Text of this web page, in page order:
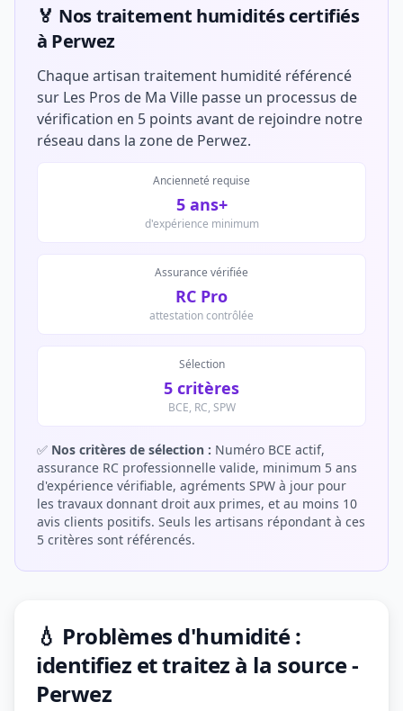
🏅 Nos traitement humidités certifiés
à Perwez
Chaque artisan traitement humidité référencé
sur Les Pros de Ma Ville passe un processus de
vérification en 5 points avant de rejoindre notre
réseau dans la zone de Perwez.
Ancienneté requise
5 ans+
d'expérience minimum
Assurance vérifiée
RC Pro
attestation contrôlée
Sélection
5 critères
BCE, RC, SPW
✅ Nos critères de sélection : Numéro BCE actif,
assurance RC professionnelle valide, minimum 5 ans
d'expérience vérifiable, agréments SPW à jour pour
les travaux donnant droit aux primes, et au moins 10
avis clients positifs. Seuls les artisans répondant à ces
5 critères sont référencés.
💧 Problèmes d'humidité :
identifiez et traitez à la source -
Perwez